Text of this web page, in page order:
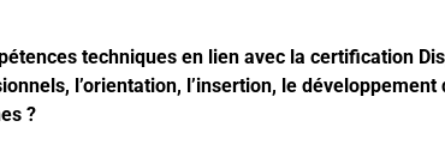
techniques en lien avec la certification
l’orientation, l’insertion, le
?